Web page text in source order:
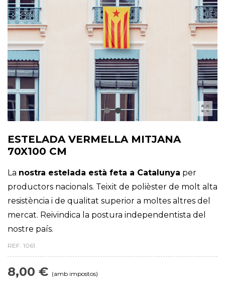
ESTELADA VERMELLA MITJANA
70X100 CM
La nostra estelada està feta a Catalunya per
productors nacionals. Teixit de polièster de molt alta
resistència i de qualitat superior a moltes altres del
mercat. Reivindica la postura independentista del
nostre país.
REF. 1061
8,00 € (amb impostos)